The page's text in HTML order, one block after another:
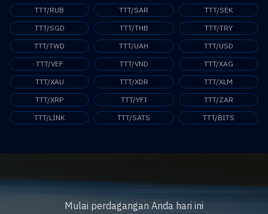
TTT/RUB
TTT/SAR
TTT/SEK
TTT/SGD
TTT/THB
TTT/TRY
TTT/TWD
TTT/UAH
TTT/USD
TTT/VEF
TTT/VND
TTT/XAG
TTT/XAU
TTT/XDR
TTT/XLM
TTT/XRP
TTT/YFI
TTT/ZAR
TTT/LINK
TTT/SATS TTT/BITS
Mulai perdagangan Anda hari ini